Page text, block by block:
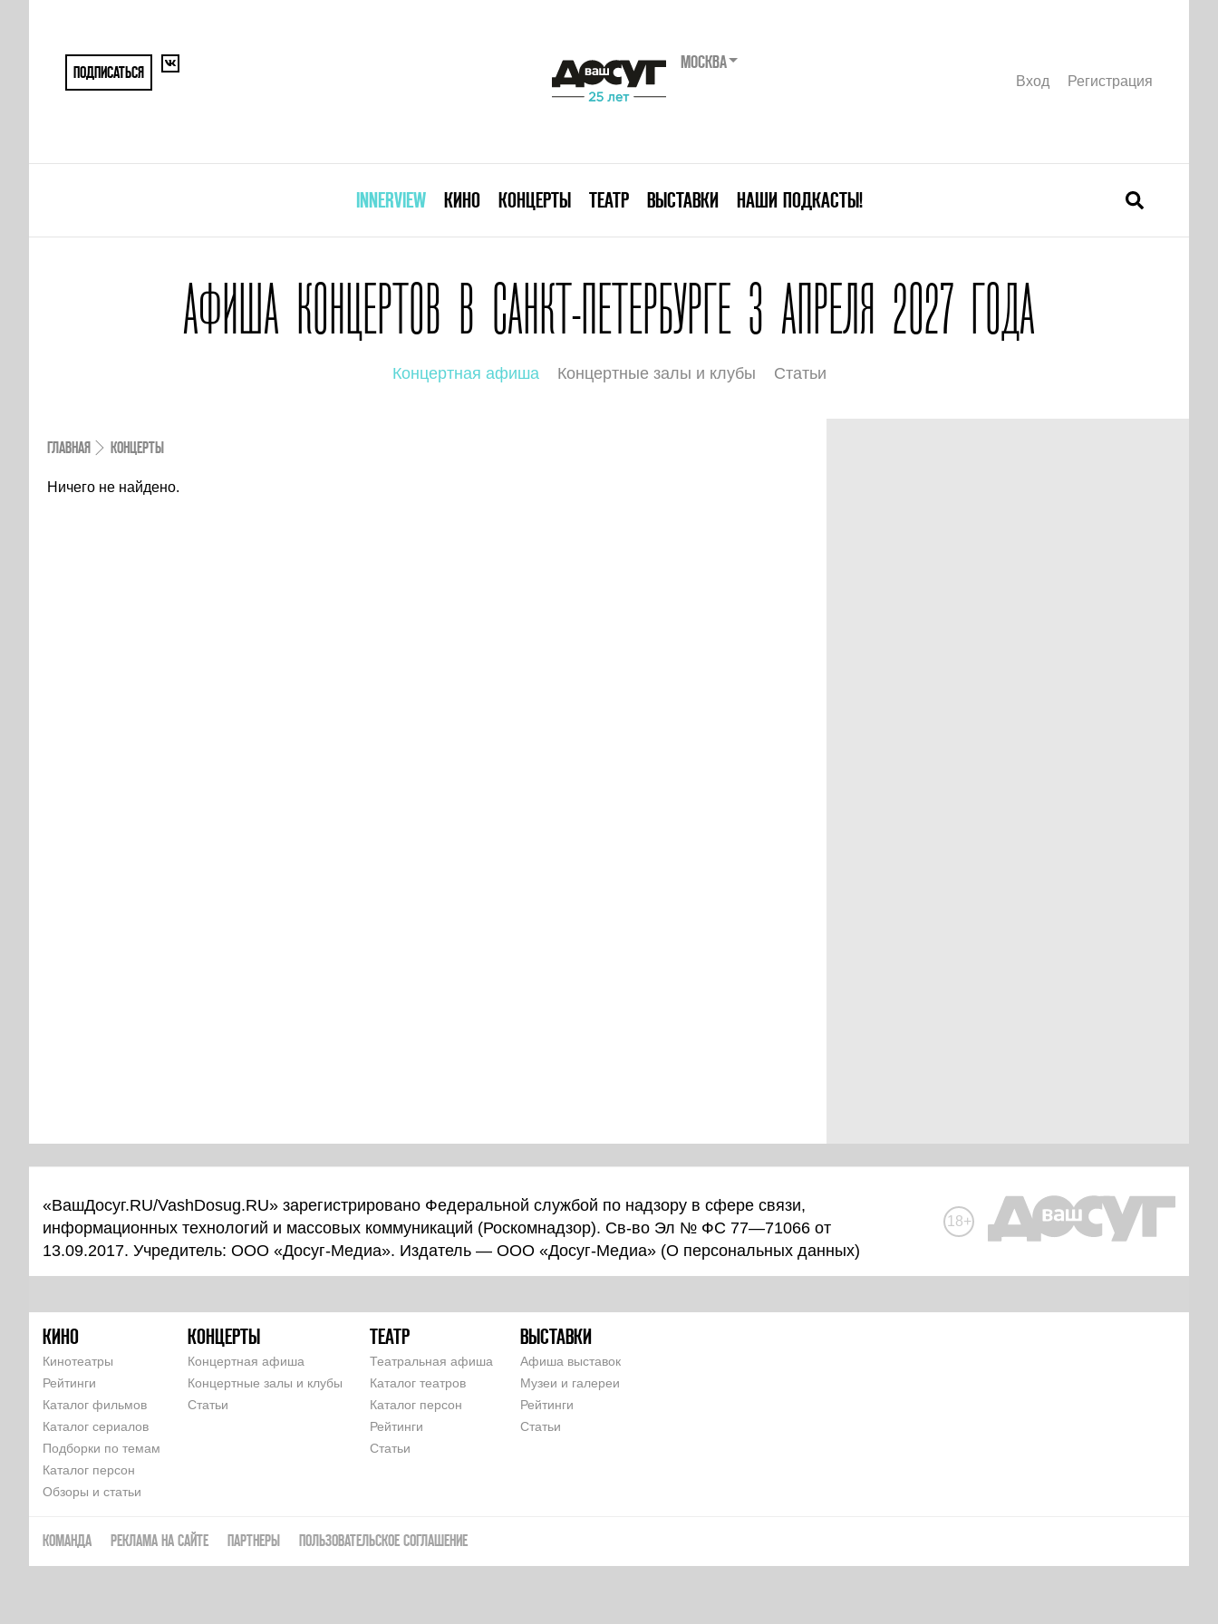
ПОДПИСАТЬСЯ
МОСКВА
Вход Регистрация
INNERVIEW КИНО КОНЦЕРТЫ ТЕАТР ВЫСТАВКИ НАШИ ПОДКАСТЫ!
АФИША КОНЦЕРТОВ В САНКТ-ПЕТЕРБУРГЕ 3 АПРЕЛЯ 2027 ГОДА
Концертная афиша Концертные залы и клубы Статьи
ГЛАВНАЯ КОНЦЕРТЫ
Ничего не найдено.
«ВашДосуг.RU/VashDosug.RU» зарегистрировано Федеральной службой по надзору в сфере связи,
информационных технологий и массовых коммуникаций (Роскомнадзор). Св-во Эл № ФС 77—71066 от
13.09.2017. Учредитель: ООО «Досуг-Медиа». Издатель — ООО «Досуг-Медиа» (О персональных данных)
18+
КИНО
Кинотеатры
Рейтинги
Каталог фильмов
Каталог сериалов
Подборки по темам
Каталог персон
Обзоры и статьи
КОНЦЕРТЫ
Концертная афиша
Концертные залы и клубы
Статьи
ТЕАТР
Театральная афиша
Каталог театров
Каталог персон
Рейтинги
Статьи
ВЫСТАВКИ
Афиша выставок
Музеи и галереи
Рейтинги
Статьи
КОМАНДА РЕКЛАМА НА САЙТЕ ПАРТНЕРЫ ПОЛЬЗОВАТЕЛЬСКОЕ СОГЛАШЕНИЕ